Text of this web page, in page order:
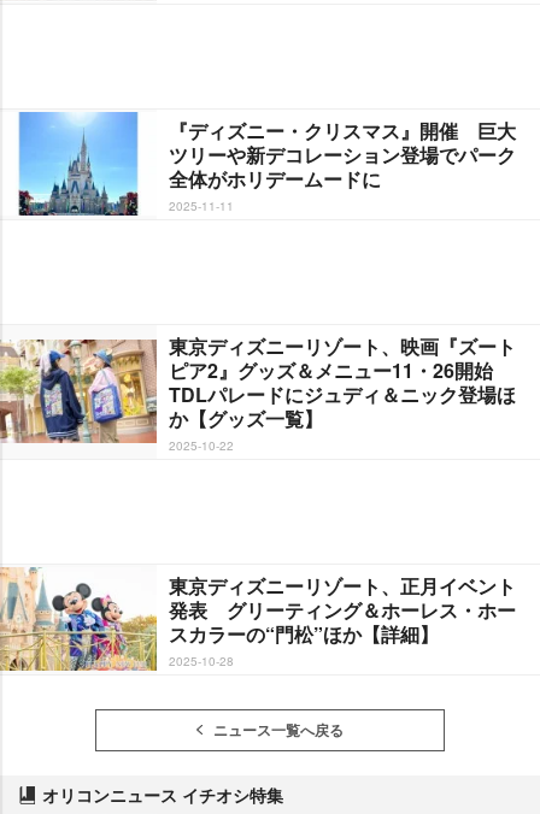
『ディズニー・クリスマス』開催 巨大
ツリーや新デコレーション登場でパーク
全体がホリデームードに
2025-11-11
東京ディズニーリゾート、映画『ズート
ピア2』グッズ＆メニュー11・26開始
TDLパレードにジュディ＆ニック登場ほ
か【グッズ一覧】
2025-10-22
東京ディズニーリゾート、正月イベント
発表 グリーティング＆ホーレス・ホー
スカラーの“門松”ほか【詳細】
2025-10-28
ニュース一覧へ戻る
オリコンニュース イチオシ特集